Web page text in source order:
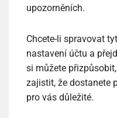
upozorněních.
Chcete-li spravovat
nastavení účtu a
si můžete
zajistit, že dostanete
pro vás důležité.